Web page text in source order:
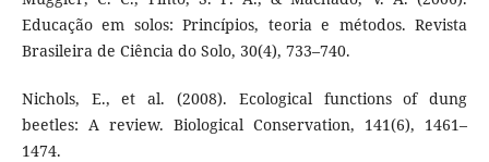
Educação em solos: Princípios, teoria e métodos. Revista
Brasileira de Ciência do Solo, 30(4), 733–740.
Nichols, E., et al. (2008). Ecological functions of dung
beetles: A review. Biological Conservation, 141(6), 1461–
1474.